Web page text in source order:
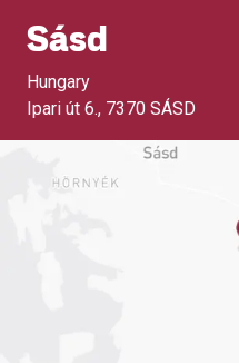
Sásd
Hungary
Ipari út 6., 7370 SÁSD